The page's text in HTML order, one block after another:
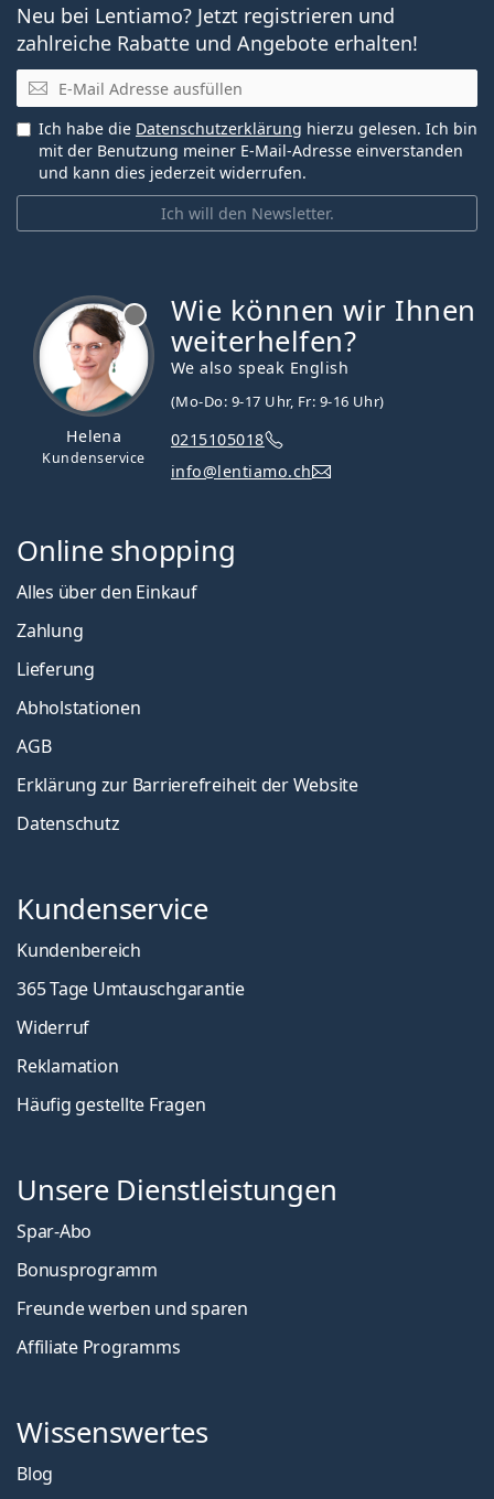
Neu bei Lentiamo? Jetzt registrieren und
zahlreiche Rabatte und Angebote erhalten!
E-Mail
Ich will den Newsletter.
Ich habe die Datenschutzerklärung hierzu gelesen. Ich bin
mit der Benutzung meiner E-Mail-Adresse einverstanden
und kann dies jederzeit widerrufen.
Helena
Kundenservice
Wie können wir Ihnen
weiterhelfen?
We also speak English
(Mo-Do: 9-17 Uhr, Fr: 9-16 Uhr)
0215105018
info@lentiamo.ch
Online shopping
Alles über den Einkauf
Zahlung
Lieferung
Abholstationen
AGB
Erklärung zur Barrierefreiheit der Website
Datenschutz
Kundenservice
Kundenbereich
365 Tage Umtauschgarantie
Widerruf
Reklamation
Häufig gestellte Fragen
Unsere Dienstleistungen
Spar-Abo
Bonusprogramm
Freunde werben und sparen
Affiliate Programms
Wissenswertes
Blog